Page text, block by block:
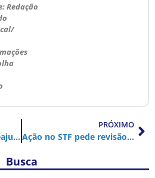
Redação
Em 2020, 38,5% dos reajustes tiveram aumento real, diz Dieese
PRÓXIMO
Ação no STF pede revisão de acordo entre Vale e Governo de MG; confira as demandas
Busca